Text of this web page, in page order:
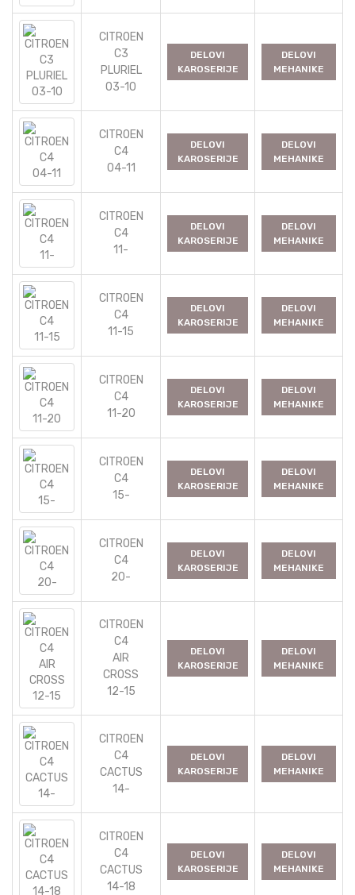
CITROEN
C3
PLURIEL
03-10
DELOVI
KAROSERIJE
DELOVI
MEHANIKE
CITROEN
C4
04-11
DELOVI
KAROSERIJE
DELOVI
MEHANIKE
CITROEN
C4
11-
DELOVI
KAROSERIJE
DELOVI
MEHANIKE
CITROEN
C4
11-15
DELOVI
KAROSERIJE
DELOVI
MEHANIKE
CITROEN
C4
11-20
DELOVI
KAROSERIJE
DELOVI
MEHANIKE
CITROEN
C4
15-
DELOVI
KAROSERIJE
DELOVI
MEHANIKE
CITROEN
C4
20-
DELOVI
KAROSERIJE
DELOVI
MEHANIKE
CITROEN
C4
AIR
CROSS
12-15
DELOVI
KAROSERIJE
DELOVI
MEHANIKE
CITROEN
C4
CACTUS
14-
DELOVI
KAROSERIJE
DELOVI
MEHANIKE
CITROEN
C4
CACTUS
14-18
DELOVI
KAROSERIJE
DELOVI
MEHANIKE